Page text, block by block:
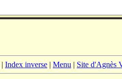
| Index inverse | Menu | Site d'Agnès